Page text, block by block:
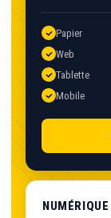
Papier
Web
Tablette
Mobile
NUMÉRIQUE